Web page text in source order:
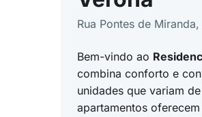
Rua Pontes de Miranda,
Bem-vindo ao
combina conforto e
unidades que variam de
apartamentos